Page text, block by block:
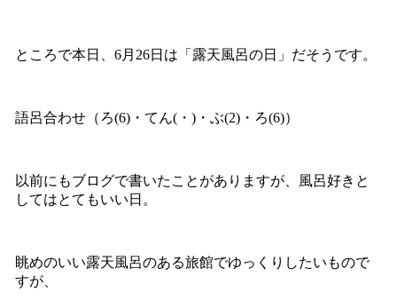
ところで本日、6月26日は「露天風呂の日」だそうです。
語呂合わせ（ろ(6)・てん(・)・ぶ(2)・ろ(6)）
以前にもブログで書いたことがありますが、風呂好きと
してはとてもいい日。
眺めのいい露天風呂のある旅館でゆっくりしたいもので
すが、